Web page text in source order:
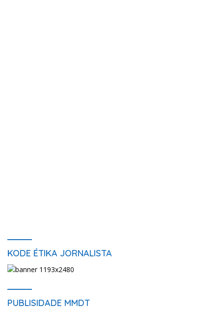
KODE ÉTIKA JORNALISTA
PUBLISIDADE MMDT